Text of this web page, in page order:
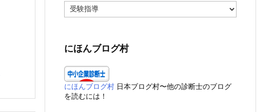
カ
テ
ー
にほんブログ村
にほんブログ村 日本ブログ村〜他の診断士のブログ
を読むには！